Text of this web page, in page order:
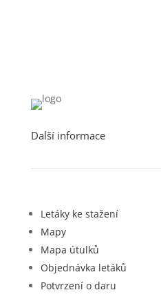
Další informace
Letáky ke stažení
Mapy
Mapa útulků
Objednávka letáků
Potvrzení o daru